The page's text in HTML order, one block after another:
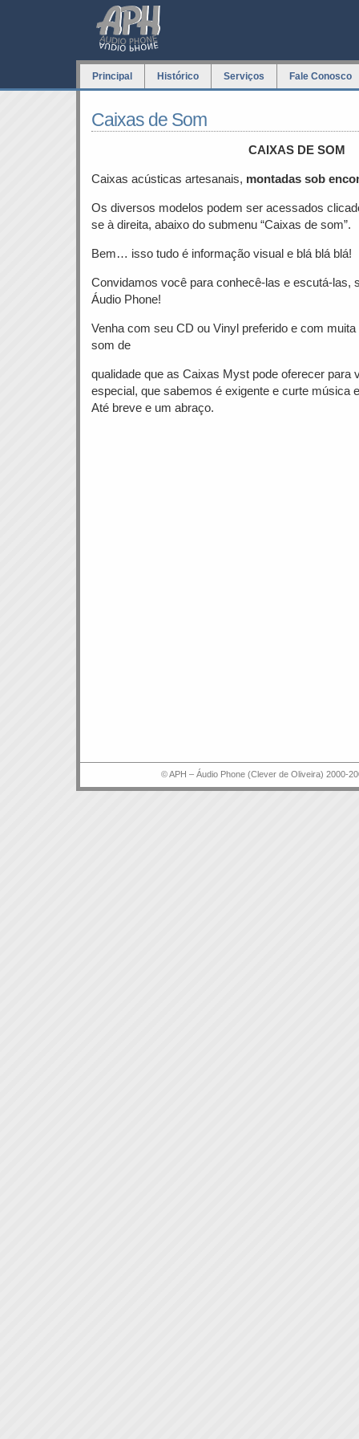
Principal Histórico Serviços Fale Conosco
Caixas de Som
CAIXAS DE SOM
Caixas acústicas artesanais, montadas sob
Os diversos modelos podem ser acessados
se à direita, abaixo do submenu “Caixas de som”.
Bem… isso tudo é informação visual e blá blá blá!
Convidamos você para conhecê-las e escutá-las,
Áudio Phone!
Venha com seu CD ou Vinyl preferido e com
som de
qualidade que as Caixas Myst pode oferecer para
especial, que sabemos é exigente e curte música
Até breve e um abraço.
© APH – Áudio Phone (Clever de Oliveira) 2000-